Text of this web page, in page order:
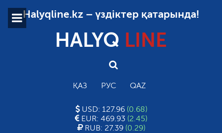
Halyqline.kz – үздіктер қатарында!
HALYQ LINE
ҚАЗ РУС QAZ
USD: 127.96 (0.68)
EUR: 469.93 (2.45)
RUB: 27.39 (0.29)